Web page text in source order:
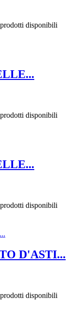
disponibili
disponibili
disponibili
D'ASTI...
disponibili